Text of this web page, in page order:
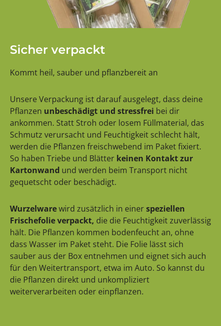
Sicher verpackt
Kommt heil, sauber und pflanzbereit an
Unsere Verpackung ist darauf ausgelegt, dass deine
Pflanzen unbeschädigt und stressfrei bei dir
ankommen. Statt Stroh oder losem Füllmaterial, das
Schmutz verursacht und Feuchtigkeit schlecht hält,
werden die Pflanzen freischwebend im Paket fixiert.
So haben Triebe und Blätter keinen Kontakt zur
Kartonwand und werden beim Transport nicht
gequetscht oder beschädigt.
Wurzelwarewird zusätzlich in einerspeziellen
Frischefolie verpackt, die die Feuchtigkeit zuverlässig
hält. Die Pflanzen kommen bodenfeucht an, ohne
dass Wasser im Paket steht. Die Folie lässt sich
sauber aus der Box entnehmen und eignet sich auch
für den Weitertransport, etwa im Auto. So kannst du
die Pflanzen direkt und unkompliziert
weiterverarbeiten oder einpflanzen.